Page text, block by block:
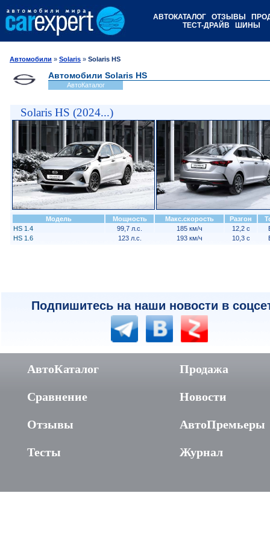
АВТОКАТАЛОГ ОТЗЫВЫ
ТЕСТ-ДРАЙВ
ШИНЫ
Автомобили » Solaris » Solaris HS
Автомобили Solaris HS
АвтоКаталог
Solaris HS (2024...)
Модель Мощность Макс.скорость Разгон
HS 1.4
99,7 л.с. 185 км/ч 12,2 с
HS 1.6
123 л.с. 193 км/ч 10,3 с
Подпишитесь на наши новости в
АвтоКаталог
Сравнение
Отзывы
Тесты
Продажа
Новости
АвтоПремьеры
Журнал